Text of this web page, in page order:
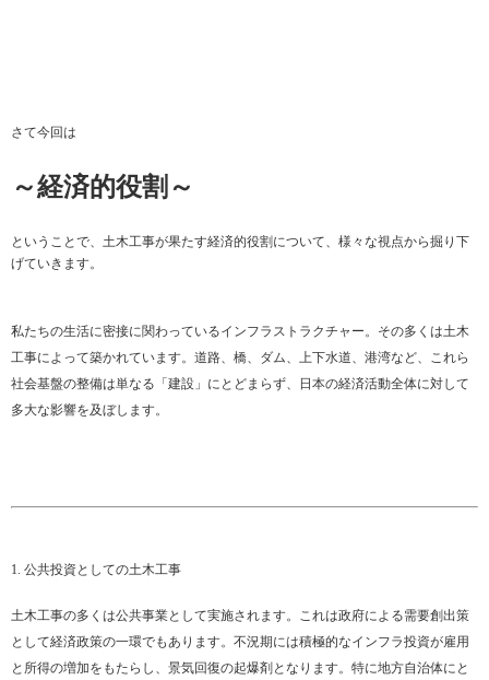
さて今回は
～経済的役割～
ということで、土木工事が果たす経済的役割について、様々な視点から掘り下
げていきます。
私たちの生活に密接に関わっているインフラストラクチャー。その多くは土木
工事によって築かれています。道路、橋、ダム、上下水道、港湾など、これら
社会基盤の整備は単なる「建設」にとどまらず、日本の経済活動全体に対して
多大な影響を及ぼします。
1. 公共投資としての土木工事
土木工事の多くは公共事業として実施されます。これは政府による需要創出策
として経済政策の一環でもあります。不況期には積極的なインフラ投資が雇用
と所得の増加をもたらし、景気回復の起爆剤となります。特に地方自治体にと